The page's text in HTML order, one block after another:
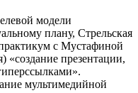
модели
плану, Стрельская
с Мустафиной
«создание презентации,
мультимедийной